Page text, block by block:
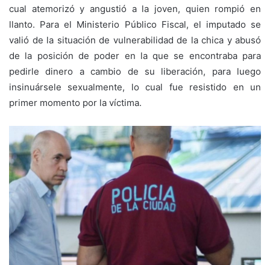
cual atemorizó y angustió a la joven, quien rompió en
llanto. Para el Ministerio Público Fiscal, el imputado se
valió de la situación de vulnerabilidad de la chica y abusó
de la posición de poder en la que se encontraba para
pedirle dinero a cambio de su liberación, para luego
insinuársele sexualmente, lo cual fue resistido en un
primer momento por la víctima.